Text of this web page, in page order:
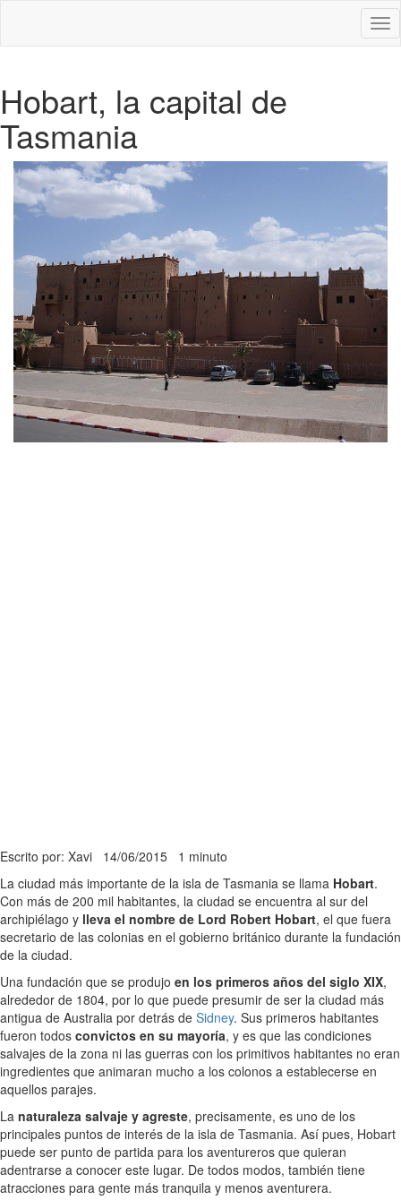
Hobart, la capital de
Tasmania
Escrito por: Xavi 14/06/2015 1 minuto
La ciudad más importante de la isla de Tasmania se llama Hobart.
Con más de 200 mil habitantes, la ciudad se encuentra al sur del
archipiélago y lleva el nombre de Lord Robert Hobart, el que fuera
secretario de las colonias en el gobierno británico durante la fundación
de la ciudad.
Una fundación que se produjo en los primeros años del siglo XIX,
alrededor de 1804, por lo que puede presumir de ser la ciudad más
antigua de Australia por detrás de Sidney. Sus primeros habitantes
fueron todos convictos en su mayoría, y es que las condiciones
salvajes de la zona ni las guerras con los primitivos habitantes no eran
ingredientes que animaran mucho a los colonos a establecerse en
aquellos parajes.
La naturaleza salvaje y agreste, precisamente, es uno de los
principales puntos de interés de la isla de Tasmania. Así pues, Hobart
puede ser punto de partida para los aventureros que quieran
adentrarse a conocer este lugar. De todos modos, también tiene
atracciones para gente más tranquila y menos aventurera.